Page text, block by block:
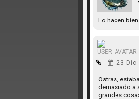
Lo hacen
23 Dic
Ostras,
demasiado a
grandes